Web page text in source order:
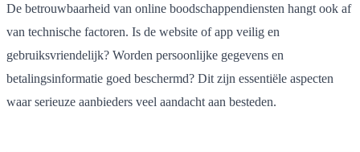
De betrouwbaarheid van online boodschappendiensten hangt ook af
van technische factoren. Is de website of app veilig en
gebruiksvriendelijk? Worden persoonlijke gegevens en
betalingsinformatie goed beschermd? Dit zijn essentiële aspecten
waar serieuze aanbieders veel aandacht aan besteden.